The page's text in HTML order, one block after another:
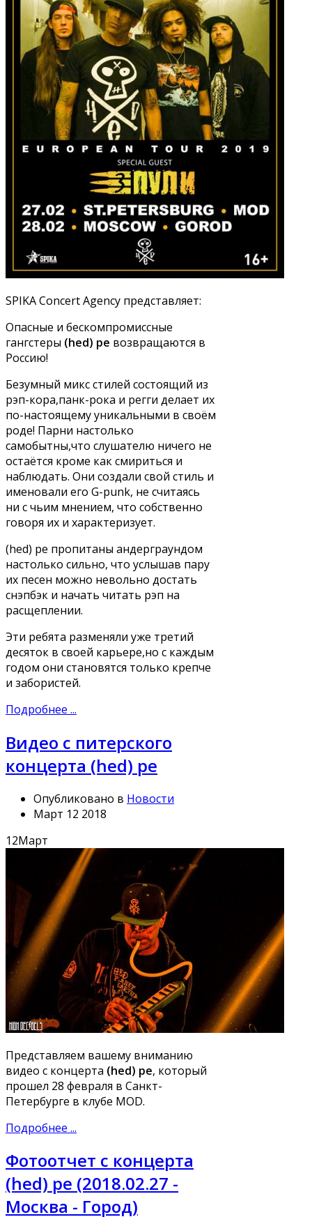
SPIKA Concert Agency представляет:
Опасные и бескомпромиссные
гангстеры (hed) pe возвращаются в
Россию!
Безумный микс стилей состоящий из
рэп-кора,панк-рока и регги делает их
по-настоящему уникальными в своём
роде! Парни настолько
самобытны,что слушателю ничего не
остаётся кроме как смириться и
наблюдать. Они создали свой стиль и
именовали его G-punk, не считаясь
ни с чьим мнением, что собственно
говоря их и характеризует.
(hed) pe пропитаны андерграундом
настолько сильно, что услышав пару
их песен можно невольно достать
снэпбэк и начать читать рэп на
расщеплении.
Эти ребята разменяли уже третий
десяток в своей карьере,но с каждым
годом они становятся только крепче
и забористей.
Подробнее ...
Видео с питерского
концерта (hed) pe
Опубликовано в Новости
Март 12 2018
12Март
Представляем вашему вниманию
видео с концерта (hed) pe, который
прошел 28 февраля в Санкт-
Петербурге в клубе MOD.
Подробнее ...
Фотоотчет с концерта
(hed) pe (2018.02.27 -
Москва - Город)